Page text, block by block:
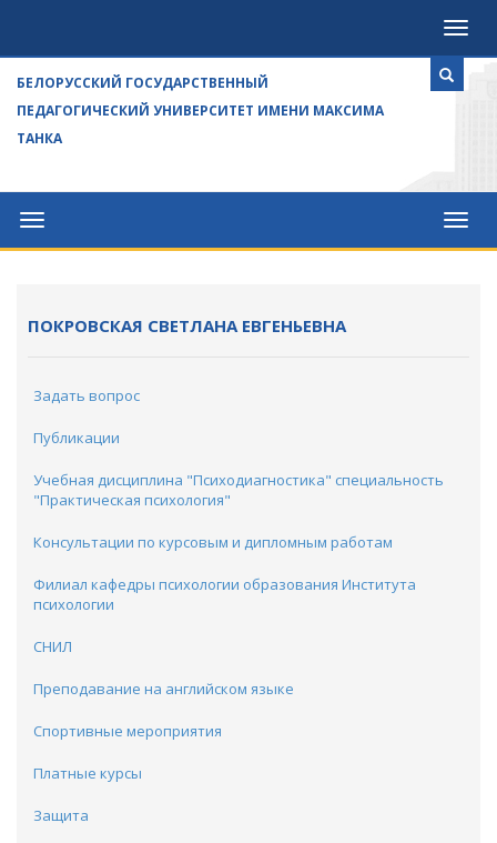
БЕЛОРУССКИЙ ГОСУДАРСТВЕННЫЙ
ПЕДАГОГИЧЕСКИЙ УНИВЕРСИТЕТ ИМЕНИ МАКСИМА
ТАНКА
Университет
ПОКРОВСКАЯ СВЕТЛАНА ЕВГЕНЬЕВНА
Задать вопрос
Публикации
Учебная дисциплина "Психодиагностика" специальность
"Практическая психология"
Консультации по курсовым и дипломным работам
Филиал кафедры психологии образования Института
психологии
CНИЛ
Преподавание на английском языке
Спортивные мероприятия
Платные курсы
Защита